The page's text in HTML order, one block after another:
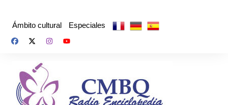
Ámbito cultural Especiales